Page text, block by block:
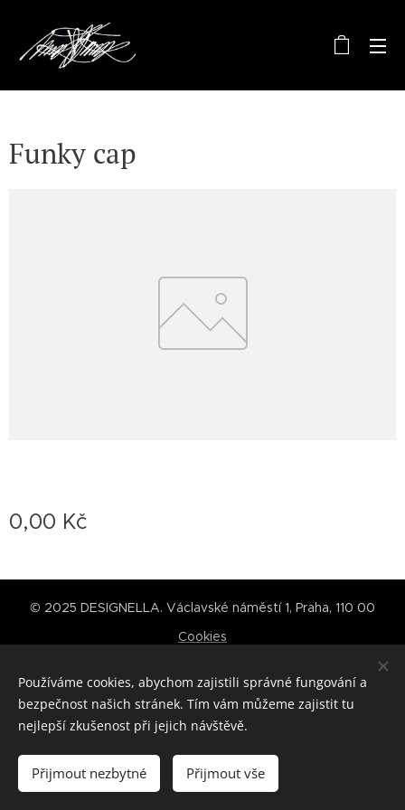
Funky cap
0,00 Kč
Do košíku
© 2025 DESIGNELLA. Václavské náměstí 1, Praha, 110 00
Cookies
Jazyky
Čeština
English
Používáme cookies, abychom zajistili správné fungování a
bezpečnost našich stránek. Tím vám můžeme zajistit tu
nejlepší zkušenost při jejich návštěvě.
Přijmout nezbytné Přijmout vše